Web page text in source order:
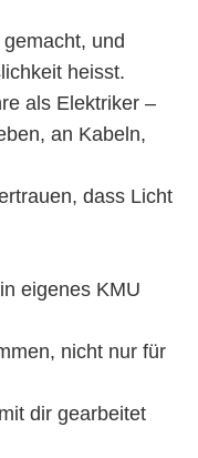
und
heisst.
als Elektriker –
an Kabeln,
dass Licht
eigenes KMU
nicht nur für
dir gearbeitet